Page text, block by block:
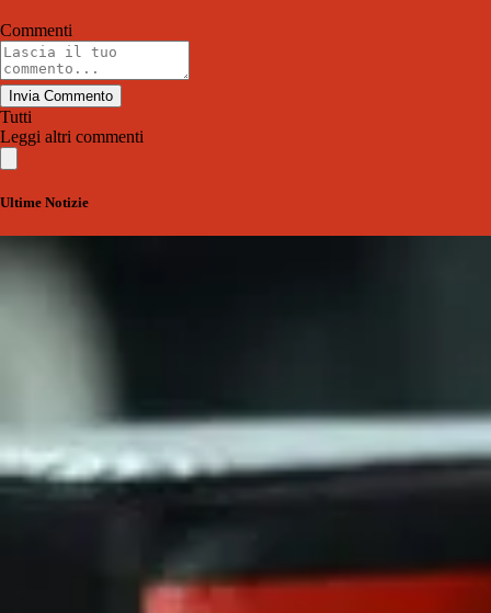
Commenti
Invia Commento
Tutti
Leggi altri commenti
Ultime Notizie